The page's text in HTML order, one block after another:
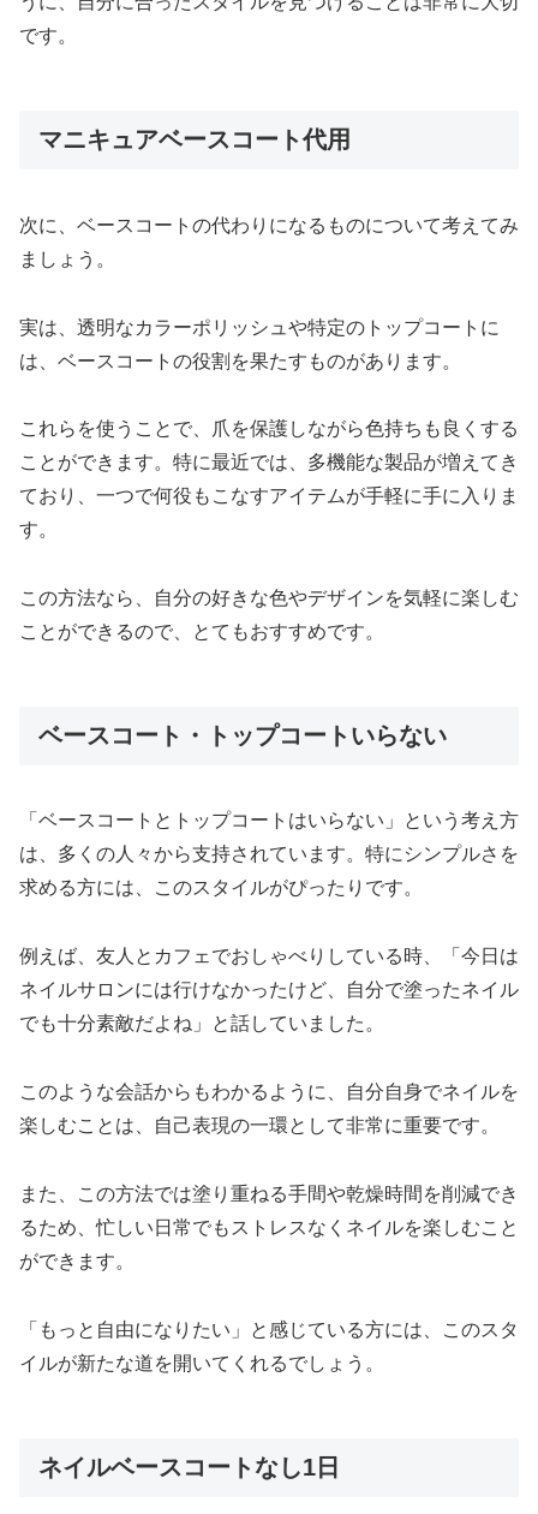
です。
マニキュアベースコート代用
次に、ベースコートの代わりになるものについて考えてみ
ましょう。
実は、透明なカラーポリッシュや特定のトップコートに
は、ベースコートの役割を果たすものがあります。
これらを使うことで、爪を保護しながら色持ちも良くする
ことができます。特に最近では、多機能な製品が増えてき
ており、一つで何役もこなすアイテムが手軽に手に入りま
す。
この方法なら、自分の好きな色やデザインを気軽に楽しむ
ことができるので、とてもおすすめです。
ベースコート・トップコートいらない
「ベースコートとトップコートはいらない」という考え方
は、多くの人々から支持されています。特にシンプルさを
求める方には、このスタイルがぴったりです。
例えば、友人とカフェでおしゃべりしている時、「今日は
ネイルサロンには行けなかったけど、自分で塗ったネイル
でも十分素敵だよね」と話していました。
このような会話からもわかるように、自分自身でネイルを
楽しむことは、自己表現の一環として非常に重要です。
また、この方法では塗り重ねる手間や乾燥時間を削減でき
るため、忙しい日常でもストレスなくネイルを楽しむこと
ができます。
「もっと自由になりたい」と感じている方には、このスタ
イルが新たな道を開いてくれるでしょう。
ネイルベースコートなし1日